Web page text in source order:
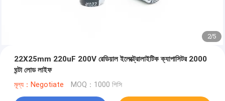
2/5
22X25mm 220uF 200V রেডিয়াল ইলেক্ট্রোলাইটিক ক্যাপাসিটর 2000
ঘন্টা লোড লাইফ
মূল্য：Negotiate MOQ：1000 পিসি